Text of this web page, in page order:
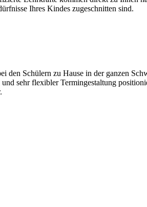
Ihres Kindes zugeschnitten sind.
Schülern zu Hause in der ganzen
sehr flexibler Termingestaltung